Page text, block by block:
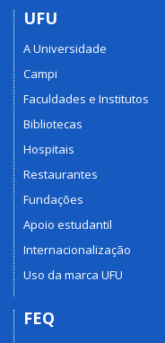
UFU
A Universidade
Campi
Faculdades e Institutos
Bibliotecas
Hospitais
Restaurantes
Fundações
Apoio estudantil
Internacionalização
Uso da marca UFU
FEQ